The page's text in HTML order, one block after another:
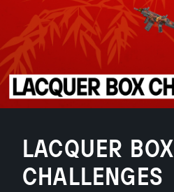
LACQUER BOX
CHALLENGES